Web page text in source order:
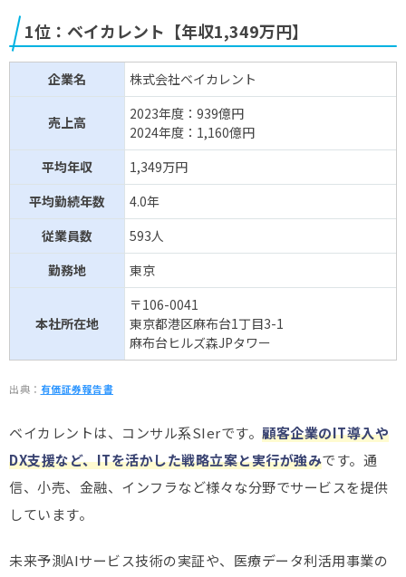
TKC 709億円 816万円
SBテクノロジー 657億円 757万円 ユーザー系
日本IBM 85億円 ー 外資系
Cisco(※3) ー
1位：ベイカレント【年収1,349万円】
企業名 株式会社ベイカレント
売上高
2023年度：939億円
2024年度：1,160億円
平均年収
1,349万円
平均勤続年数
4.0年
従業員数
593人
勤務地
東京
本社所在地
〒106-0041
東京都港区麻布台1丁目3-1
麻布台ヒルズ森JPタワー
出典： 有価証券報告書
ベイカレントは、コンサル系SIerです。 顧客企業のIT導入や
DX支援など、ITを活かした戦略立案と実行が強みです。通
信、小売、金融、インフラなど様々な分野でサービスを提供
しています。
未来予測AIサービス技術の実証や、医療データ利活用事業の